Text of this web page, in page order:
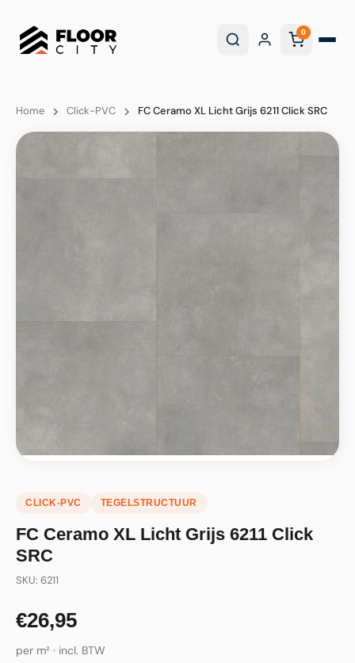
0
Home Click-PVC FC Ceramo XL Licht Grijs 6211 Click SRC
CLICK-PVC TEGELSTRUCTUUR
FC Ceramo XL Licht Grijs 6211 Click
SRC
SKU: 6211
€26,95
per m² · incl. BTW